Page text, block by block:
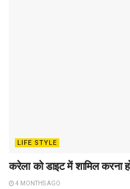
LIFE STYLE
करेला को डाइट में शामिल करना
4 MONTHS AGO